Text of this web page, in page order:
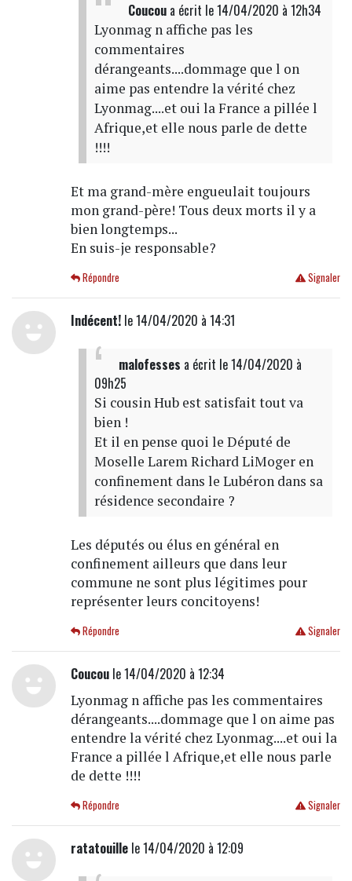
Coucoua écrit le 14/04/2020 à 12h34
Lyonmag n affiche pas les
commentaires
dérangeants....dommage que l on
aime pas entendre la vérité chez
Lyonmag....et oui la France a pillée l
Afrique,et elle nous parle de dette
!!!!
Et ma grand-mère engueulait toujours
mon grand-père! Tous deux morts il y a
bien longtemps...
En suis-je responsable?
Signaler
Répondre
Indécent!le 14/04/2020 à 14:31
malofesses a écrit le 14/04/2020 à
09h25
Si cousin Hub est satisfait tout va
bien !
Et il en pense quoi le Député de
Moselle Larem Richard LiMoger en
confinement dans le Lubéron dans sa
résidence secondaire ?
Les députés ou élus en général en
confinement ailleurs que dans leur
commune ne sont plus légitimes pour
représenter leurs concitoyens!
Signaler
Répondre
Coucoule 14/04/2020 à 12:34
Lyonmag n affiche pas les commentaires
dérangeants....dommage que l on aime pas
entendre la vérité chez Lyonmag....et oui la
France a pillée l Afrique,et elle nous parle
de dette !!!!
Signaler
Répondre
ratatouillele 14/04/2020 à 12:09